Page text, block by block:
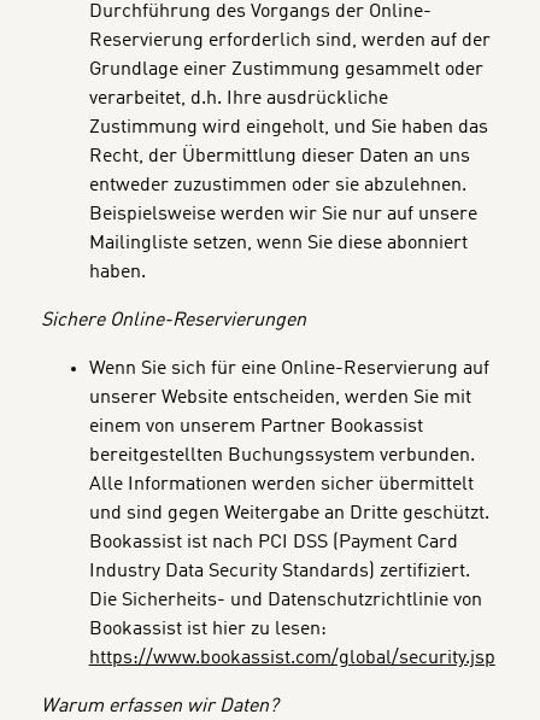
Durchführung des Vorgangs der Online-
Reservierung erforderlich sind, werden auf der
Grundlage einer Zustimmung gesammelt oder
verarbeitet, d.h. Ihre ausdrückliche
Zustimmung wird eingeholt, und Sie haben das
Recht, der Übermittlung dieser Daten an uns
entweder zuzustimmen oder sie abzulehnen.
Beispielsweise werden wir Sie nur auf unsere
Mailingliste setzen, wenn Sie diese abonniert
haben.
Sichere Online-Reservierungen
Wenn Sie sich für eine Online-Reservierung auf
unserer Website entscheiden, werden Sie mit
einem von unserem Partner Bookassist
bereitgestellten Buchungssystem verbunden.
Alle Informationen werden sicher übermittelt
und sind gegen Weitergabe an Dritte geschützt.
Bookassist ist nach PCI DSS (Payment Card
Industry Data Security Standards) zertifiziert.
Die Sicherheits- und Datenschutzrichtlinie von
Bookassist ist hier zu lesen:
https://www.bookassist.com/global/security.jsp
Warum erfassen wir Daten?